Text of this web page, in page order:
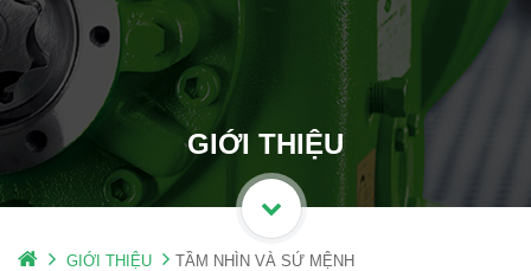
GIỚI THIỆU
GIỚI THIỆU TẦM NHÌN VÀ SỨ MỆNH